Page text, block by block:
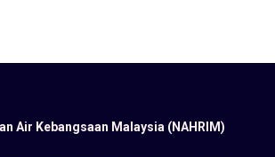
Air Kebangsaan Malaysia (NAHRIM)